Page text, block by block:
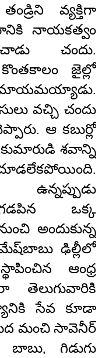
వ్యక్తిగా
నాయకత్వం
చందు.
కొంతకాలం జైల్లో
మాయమయ్యాడు.
వచ్చి చందు
ఆ కబుర్లో
శవాన్ని
ఒక్క
అందుకున్న
ఢిల్లీలో
ఆంధ్ర
తెలుగువారికి
సేవ కూడా
మంచి సావెనీర్
బాబు, గిడుగు